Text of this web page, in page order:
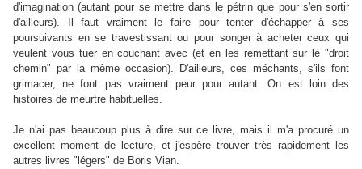
d'imagination (autant pour se mettre dans le pétrin que pour s'en sortir
d'ailleurs). Il faut vraiment le faire pour tenter d'échapper à ses
poursuivants en se travestissant ou pour songer à acheter ceux qui
veulent vous tuer en couchant avec (et en les remettant sur le "droit
chemin" par la même occasion). D'ailleurs, ces méchants, s'ils font
grimacer, ne font pas vraiment peur pour autant. On est loin des
histoires de meurtre habituelles.
Je n'ai pas beaucoup plus à dire sur ce livre, mais il m'a procuré un
excellent moment de lecture, et j'espère trouver très rapidement les
autres livres "légers" de Boris Vian.